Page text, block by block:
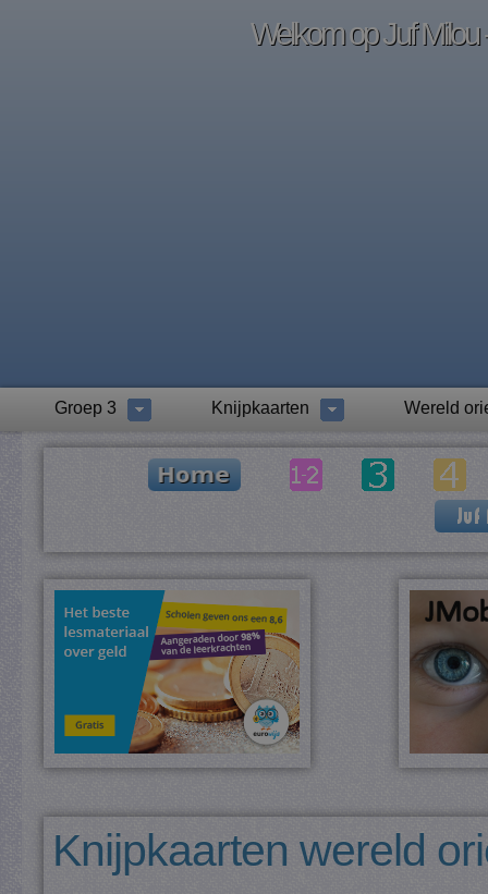
Welkom op Juf Milou
Groep 3 Knijpkaarten Wereld
Knijpkaarten wereld